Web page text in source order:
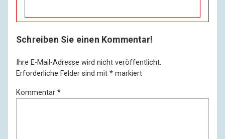
Schreiben Sie einen Kommentar!
Ihre E-Mail-Adresse wird nicht veröffentlicht.
Erforderliche Felder sind mit * markiert
Kommentar *